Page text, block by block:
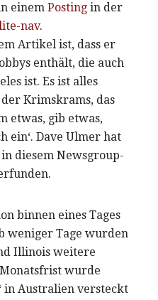
einem Posting in der
nav.
Artikel ist, dass er
enthält, die auch
ist. Es ist alles
Krimskrams, das
etwas, gib etwas,
ein‘. Dave Ulmer hat
diesem Newsgroup-
binnen eines Tages
weniger Tage wurden
Illinois weitere
wurde
in Australien versteckt